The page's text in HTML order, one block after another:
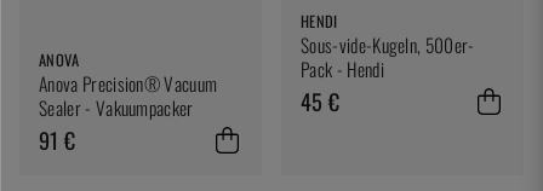
ANOVA
Anova Precision® Vacuum
Sealer - Vakuumpacker
91 €
HENDI
Sous-vide-Kugeln, 500er-
Pack - Hendi
45 €